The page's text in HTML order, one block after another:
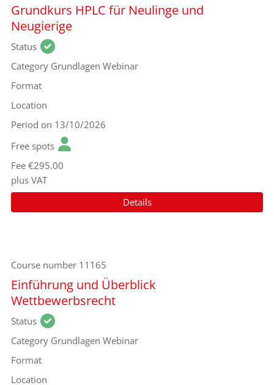
Grundkurs HPLC für Neulinge und
Neugierige
Status
Category Grundlagen Webinar
Format
Location
Period on 13/10/2026
Free spots
Fee €295.00
plus VAT
Details
Course number 11165
Einführung und Überblick
Wettbewerbsrecht
Status
Category Grundlagen Webinar
Format
Location